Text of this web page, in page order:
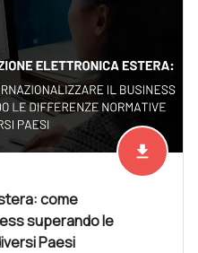
Scarica
file_download
come
superando le
Paesi